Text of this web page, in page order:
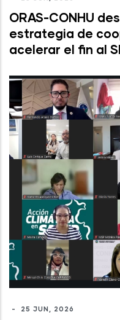
ORAS-CONHU
estrategia de
acelerar el fin al
- 25 JUN, 2026